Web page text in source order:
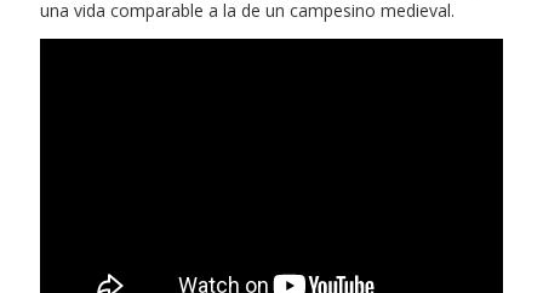
una vida comparable a la de un campesino medieval.